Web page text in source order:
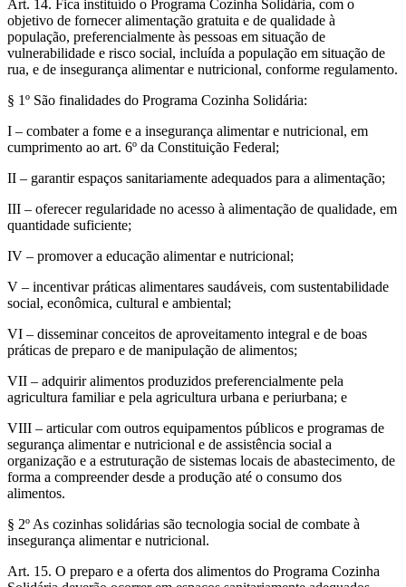
Art. 14. Fica instituído o Programa Cozinha Solidária, com o
objetivo de fornecer alimentação gratuita e de qualidade à
população, preferencialmente às pessoas em situação de
vulnerabilidade e risco social, incluída a população em situação de
rua, e de insegurança alimentar e nutricional, conforme regulamento.
§ 1º São finalidades do Programa Cozinha Solidária:
I – combater a fome e a insegurança alimentar e nutricional, em
cumprimento ao art. 6º da Constituição Federal;
II – garantir espaços sanitariamente adequados para a alimentação;
III – oferecer regularidade no acesso à alimentação de qualidade, em
quantidade suficiente;
IV – promover a educação alimentar e nutricional;
V – incentivar práticas alimentares saudáveis, com sustentabilidade
social, econômica, cultural e ambiental;
VI – disseminar conceitos de aproveitamento integral e de boas
práticas de preparo e de manipulação de alimentos;
VII – adquirir alimentos produzidos preferencialmente pela
agricultura familiar e pela agricultura urbana e periurbana; e
VIII – articular com outros equipamentos públicos e programas de
segurança alimentar e nutricional e de assistência social a
organização e a estruturação de sistemas locais de abastecimento, de
forma a compreender desde a produção até o consumo dos
alimentos.
§ 2º As cozinhas solidárias são tecnologia social de combate à
insegurança alimentar e nutricional.
Art. 15. O preparo e a oferta dos alimentos do Programa Cozinha